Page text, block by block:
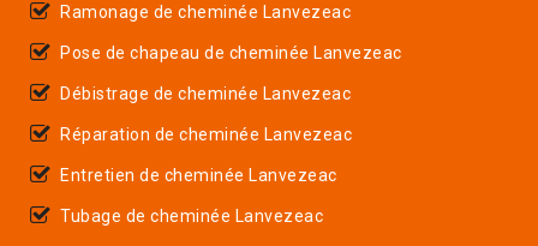
Ramonage de cheminée Lanvezeac
Pose de chapeau de cheminée Lanvezeac
Débistrage de cheminée Lanvezeac
Réparation de cheminée Lanvezeac
Entretien de cheminée Lanvezeac
Tubage de cheminée Lanvezeac